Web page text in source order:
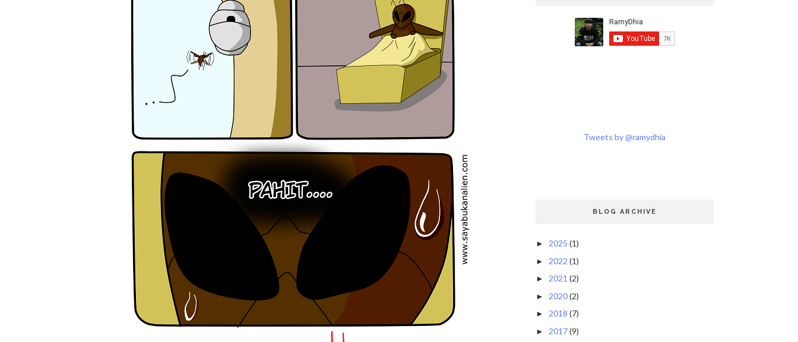
Tweets by @ramydhia
BLOG ARCHIVE
► 2025 (1)
► 2022 (1)
► 2021 (2)
► 2020(2)
► 2018 (7)
► 2017(9)